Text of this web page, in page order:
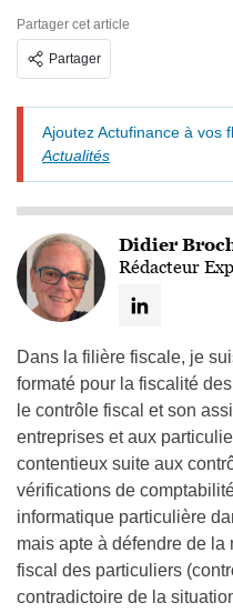
Partager cet article
Partager
Ajoutez Actufinance à vos
Actualités
Didier
Rédacteur
Dans la filière fiscale, je
formaté pour la fiscalité
le contrôle fiscal et son
entreprises et aux
contentieux suite aux
vérifications de
informatique particulière
mais apte à défendre de
fiscal des particuliers
contradictoire de la